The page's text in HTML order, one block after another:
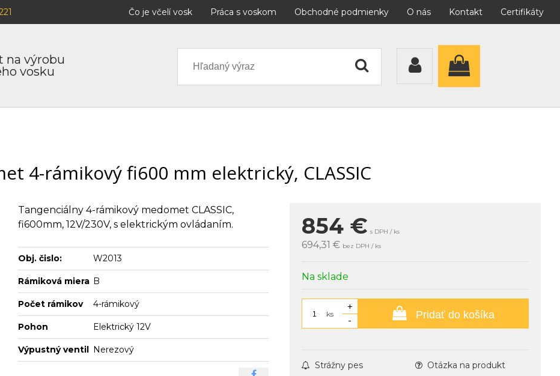
na výrobu
vosku
Čo je včelí vosk Práca s voskom Obchodné podmienky O nás Kontakt Certifikáty
4-rámikový fi600 mm elektrický, CLASSIC
854 € s DPH / ks
694,31 € bez DPH / ks
Na sklade
ks
+
-
Pridať do košíka
Strážny pes Otázka na produkt
Tangenciálny 4-rámikový medomet CLASSIC,
fi600mm, 12V/230V, s elektrickým ovládaním.
Obj. čislo: W2013
Rámiková miera B
Počet rámikov 4-rámikový
Pohon Elektrický 12V
Výpustný ventil Nerezový